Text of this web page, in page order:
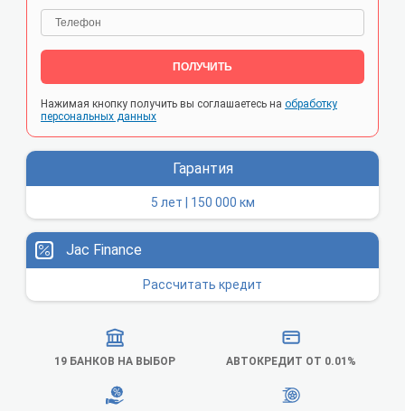
ПОЛУЧИТЬ
Нажимая кнопку получить вы соглашаетесь на обработку
персональных данных
Гарантия
5 лет | 150 000 км
Jac Finance
Рассчитать кредит
19 БАНКОВ НА ВЫБОР АВТОКРЕДИТ ОТ 0.01%